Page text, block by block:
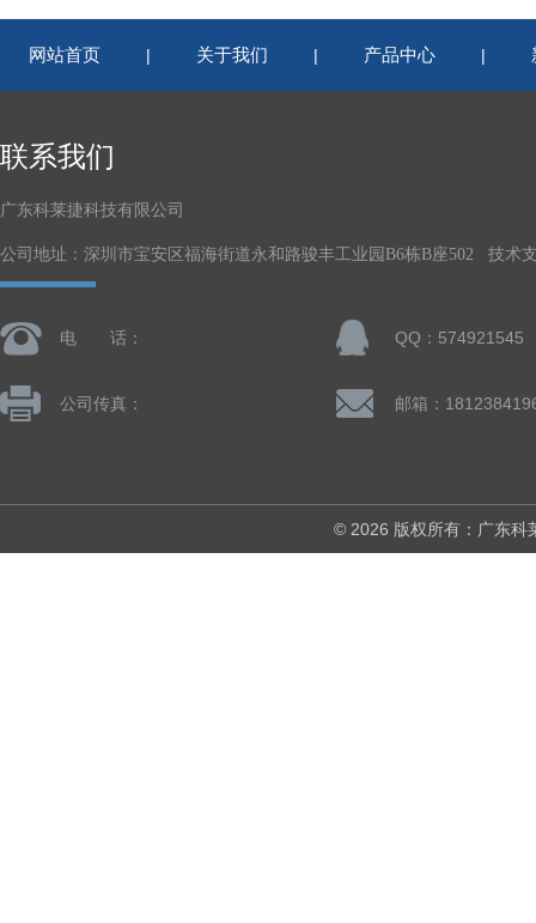
网站首页 | 关于我们 | 产品中心 |
联系我们
广东科莱捷科技有限公司
公司地址：深圳市宝安区福海街道永和路骏丰工业园B6栋B座502 技术
电 话： QQ：574921545
公司传真：
© 2026 版权所有：广东